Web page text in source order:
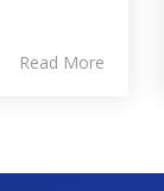
Read More